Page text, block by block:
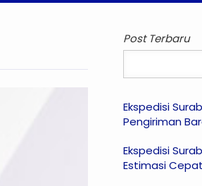
Post Terbaru
Ekspedisi
Pengiriman
Ekspedisi
Estimasi